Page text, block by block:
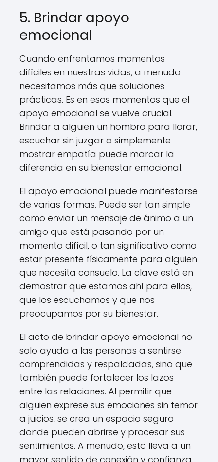
5. Brindar apoyo
emocional
Cuando enfrentamos momentos
difíciles en nuestras vidas, a menudo
necesitamos más que soluciones
prácticas. Es en esos momentos que el
apoyo emocional se vuelve crucial.
Brindar a alguien un hombro para llorar,
escuchar sin juzgar o simplemente
mostrar empatía puede marcar la
diferencia en su bienestar emocional.
El apoyo emocional puede manifestarse
de varias formas. Puede ser tan simple
como enviar un mensaje de ánimo a un
amigo que está pasando por un
momento difícil, o tan significativo como
estar presente físicamente para alguien
que necesita consuelo. La clave está en
demostrar que estamos ahí para ellos,
que los escuchamos y que nos
preocupamos por su bienestar.
El acto de brindar apoyo emocional no
solo ayuda a las personas a sentirse
comprendidas y respaldadas, sino que
también puede fortalecer los lazos
entre las relaciones. Al permitir que
alguien exprese sus emociones sin temor
a juicios, se crea un espacio seguro
donde pueden abrirse y procesar sus
sentimientos. A menudo, esto lleva a un
mayor sentido de conexión y confianza